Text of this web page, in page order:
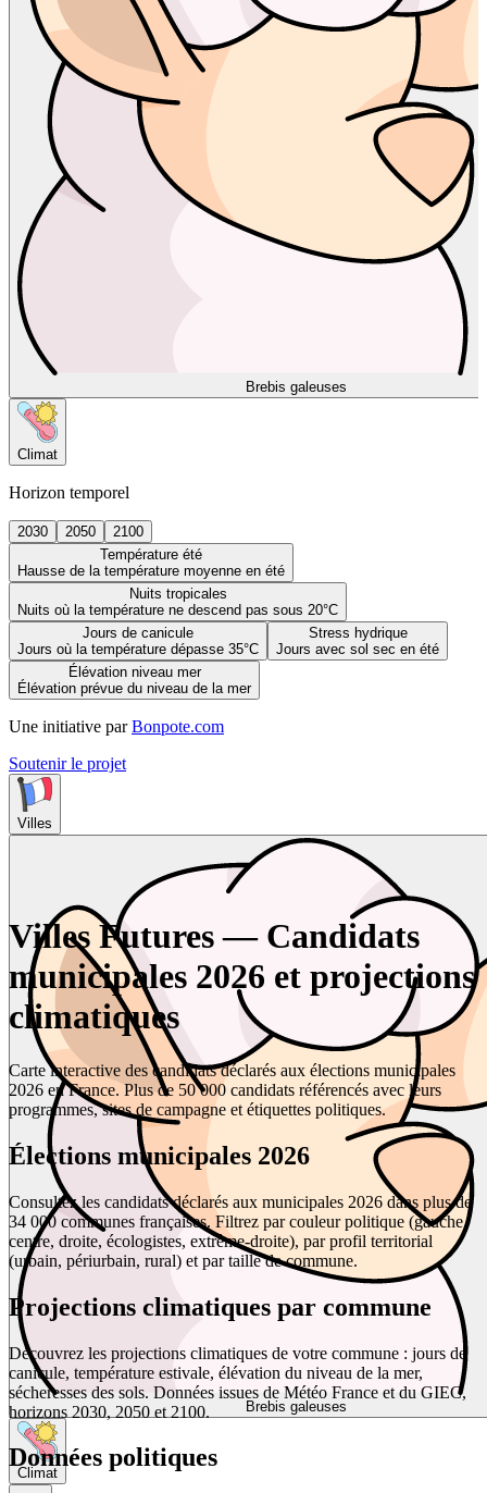
Brebis galeuses
Climat
Horizon temporel
2030 2050
2100
Température été
Hausse de la température moyenne en été
Nuits tropicales
Nuits où la température ne descend pas sous 20°C
Jours de canicule
Jours où la température dépasse 35°C
Stress hydrique
Jours avec sol sec en été
Élévation niveau mer
Élévation prévue du niveau de la mer
Une initiative par Bonpote.com
Soutenir le projet
Villes
Brebis galeuses
Climat
Villes Futures — Candidats
municipales 2026 et projections
climatiques
Carte interactive des candidats déclarés aux élections municipales
2026 en France. Plus de 50 000 candidats référencés avec leurs
programmes, sites de campagne et étiquettes politiques.
Élections municipales 2026
Consultez les candidats déclarés aux municipales 2026 dans plus de
34 000 communes françaises. Filtrez par couleur politique (gauche,
centre, droite, écologistes, extrême-droite), par profil territorial
(urbain, périurbain, rural) et par taille de commune.
Projections climatiques par commune
Découvrez les projections climatiques de votre commune : jours de
canicule, température estivale, élévation du niveau de la mer,
sécheresses des sols. Données issues de Météo France et du GIEC,
horizons 2030, 2050 et 2100.
Données politiques